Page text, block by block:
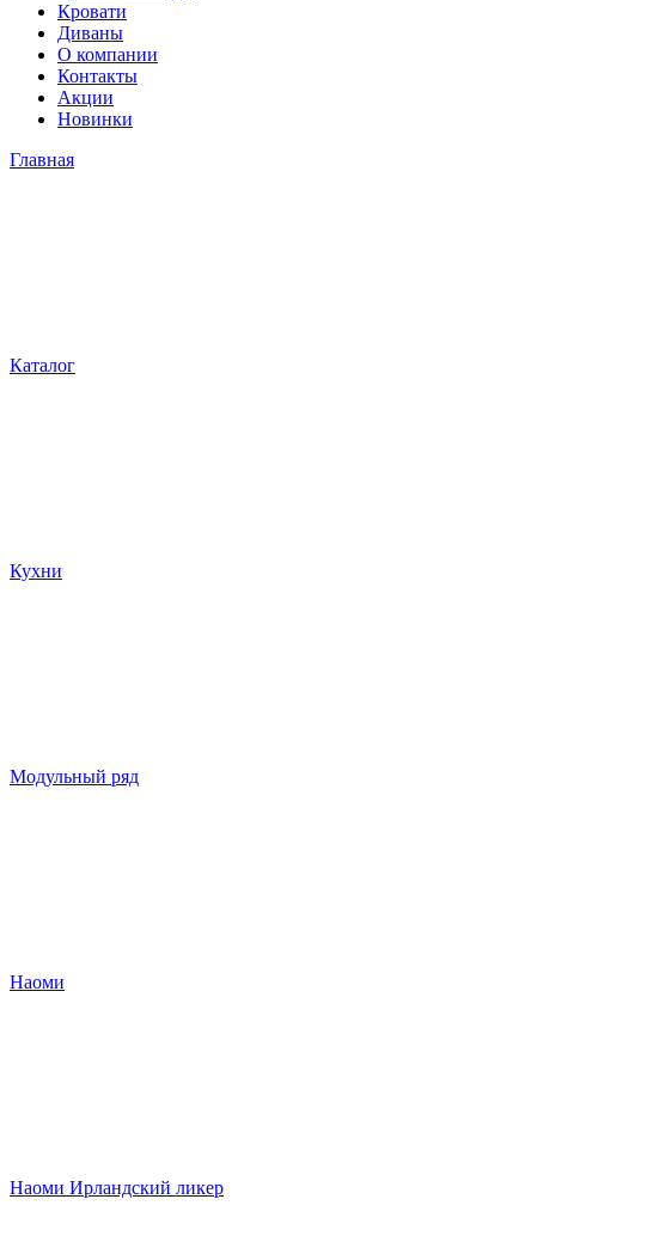
Кровати
Диваны
О компании
Контакты
Акции
Новинки
Главная
Каталог
Кухни
Модульный ряд
Наоми
Наоми Ирландский ликер